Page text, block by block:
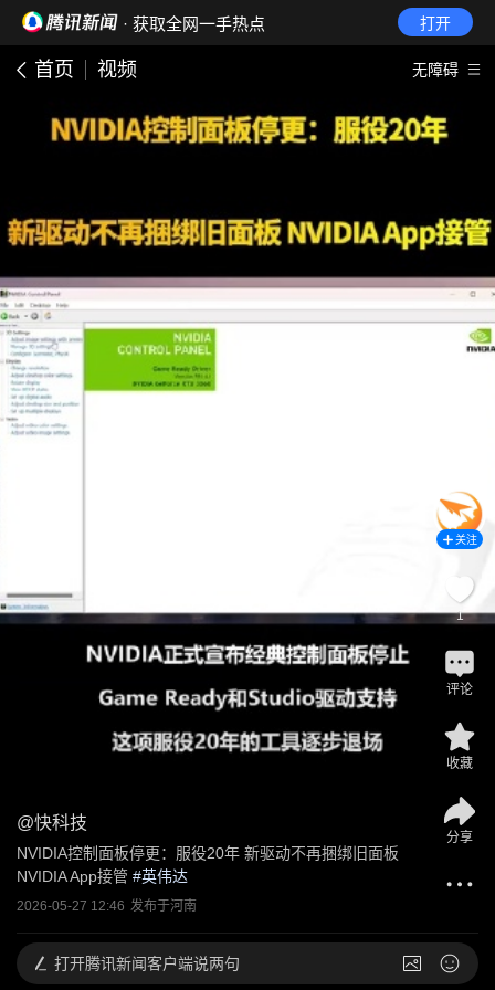
· 获取全网一手热点 打开
首页 视频 无障碍
@快科技
NVIDIA控制面板停更：服役20年 新驱动不再捆绑旧面板
NVIDIA App接管 #英伟达
2026-05-27 12:46 发布于河南
关注
1
评论
收藏
分享
打开腾讯新闻客户端说两句